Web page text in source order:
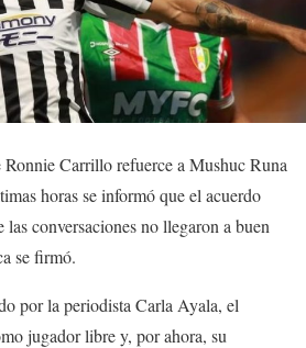
Carrillo refuerce a Mushuc Runa
horas se informó que el acuerdo
las conversaciones no llegaron a buen
se firmó.
por la periodista Carla Ayala, el
jugador libre y, por ahora, su